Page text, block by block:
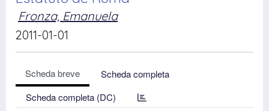
Fronza, Emanuela
2011-01-01
Scheda breve
Scheda completa
Scheda completa (DC)